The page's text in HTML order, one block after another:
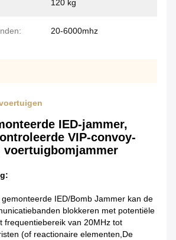
120 kg
20-6000mhz
IED-jammer,
VIP-convoy-
voertuigbomjammer
IED/Bomb Jammer kan de
blokkeren met potentiële
frequentiebereik van 20MHz tot
(of reactionaire elementen,De